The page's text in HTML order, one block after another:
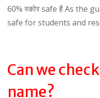
60% स्कोर safe है As the
safe for students and
Can we
name?